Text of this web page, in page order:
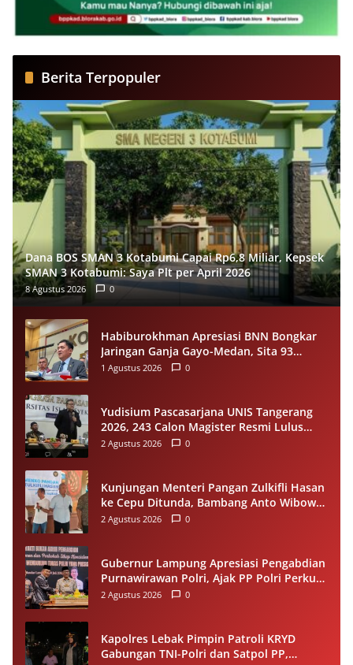
Berita Terpopuler
Dana BOS SMAN 3 Kotabumi Capai Rp6,8 Miliar, Kepsek
SMAN 3 Kotabumi: Saya Plt per April 2026
8 Agustus 2026 0
Habiburokhman Apresiasi BNN Bongkar
Jaringan Ganja Gayo-Medan, Sita 93
Kilogram di Sumut
1 Agustus 2026 0
Yudisium Pascasarjana UNIS Tangerang
2026, 243 Calon Magister Resmi Lulus
Siap Diwisuda Oktober
2 Agustus 2026 0
Kunjungan Menteri Pangan Zulkifli Hasan
ke Cepu Ditunda, Bambang Anto Wibowo
Tetap Salurkan Bantuan kepada Warga
2 Agustus 2026 0
Gubernur Lampung Apresiasi Pengabdian
Purnawirawan Polri, Ajak PP Polri Perkuat
Stabilitas dan Dukung Pembangunan
2 Agustus 2026 0
Kapolres Lebak Pimpin Patroli KRYD
Gabungan TNI-Polri dan Satpol PP,